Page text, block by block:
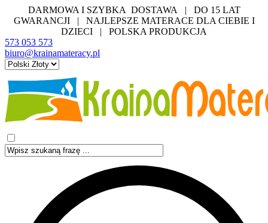
DARMOWA I SZYBKA DOSTAWA | DO 15 LAT
GWARANCJI | NAJLEPSZE MATERACE DLA CIEBIE I
DZIECI | POLSKA PRODUKCJA
573 053 573
biuro@krainamateracy.pl